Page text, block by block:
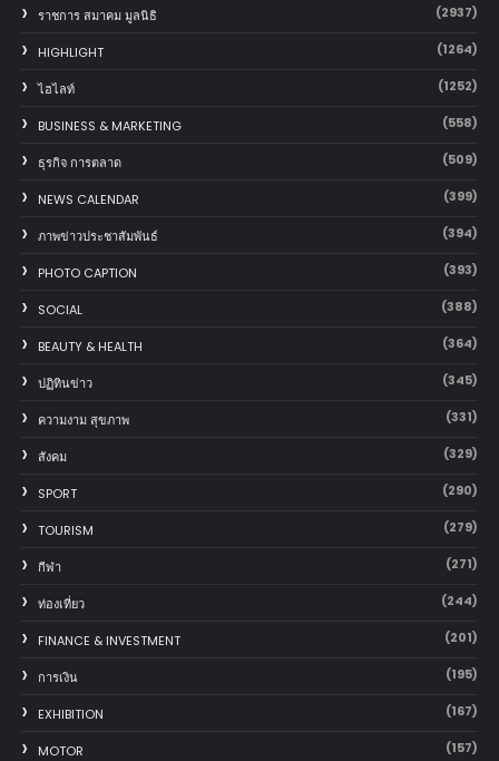
ราชการ สมาคม มูลนิธิ (2937)
HIGHLIGHT (1264)
ไฮไลท์ (1252)
BUSINESS & MARKETING (558)
ธุรกิจ การตลาด (509)
NEWS CALENDAR (399)
ภาพข่าวประชาสัมพันธ์ (394)
PHOTO CAPTION (393)
SOCIAL (388)
BEAUTY & HEALTH (364)
ปฏิทินข่าว (345)
ความงาม สุขภาพ (331)
สังคม (329)
SPORT (290)
TOURISM (279)
กีฬา (271)
ท่องเที่ยว (244)
FINANCE & INVESTMENT (201)
การเงิน (195)
EXHIBITION (167)
MOTOR (157)